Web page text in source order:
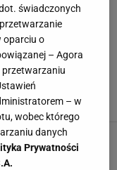
w grze FIFA mogą
Współpracują z
fizyczne
2020, 11:57
świadczonych
oparciu o
– Agora
przetwarzaniu
– w
wobec którego
danych
Prywatności